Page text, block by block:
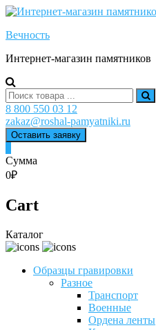
Skip
content
Вечность
Интернет-магазин памятников
Search
for:
8 800 550 03 12
zakaz@roshal-pamyatniki.ru
Оставить заявку
Сумма
0₽
Cart
Каталог
Образцы гравировки
Разное
Транспорт
Военные
Ордена ленты